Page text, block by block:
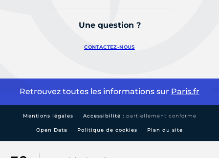
Une question ?
CONTACTEZ-NOUS
Retrouvez toutes les informations sur Paris.fr
Mentions légales Accessibilité : partiellement conforme
Open Data Politique de cookies Plan du site